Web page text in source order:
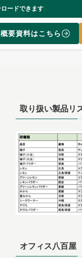
要資料はこちら
取り扱い製品リ
オフィス八百屋